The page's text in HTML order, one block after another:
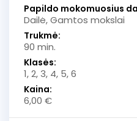
Papildo mokomuosius
Dailė, Gamtos mokslai
Trukmė:
90 min.
Klasės:
1, 2, 3, 4, 5, 6
Kaina:
6,00 €